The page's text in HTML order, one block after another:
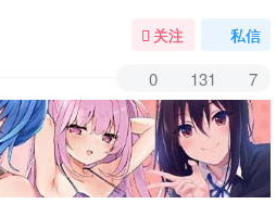
关注 私信
0 131 7